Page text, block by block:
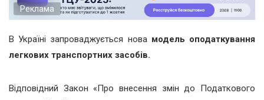
Реклама
В Україні запроваджується нова модель оподаткування
легкових транспортних засобів.
Відповідний Закон «Про внесення змін до Податкового